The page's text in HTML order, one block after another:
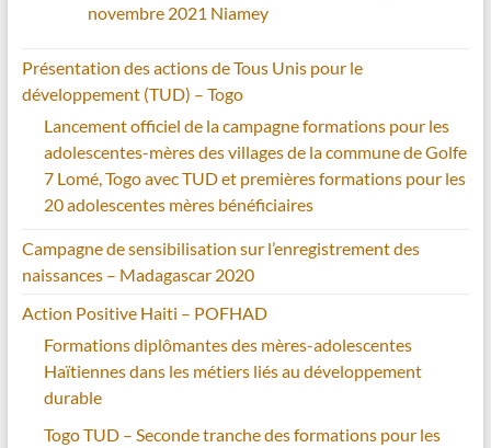
novembre 2021 Niamey
Présentation des actions de Tous Unis pour le
développement (TUD) – Togo
Lancement officiel de la campagne formations pour les
adolescentes-mères des villages de la commune de Golfe
7 Lomé, Togo avec TUD et premières formations pour les
20 adolescentes mères bénéficiaires
Campagne de sensibilisation sur l’enregistrement des
naissances – Madagascar 2020
Action Positive Haiti – POFHAD
Formations diplômantes des mères-adolescentes
Haïtiennes dans les métiers liés au développement
durable
Togo TUD – Seconde tranche des formations pour les